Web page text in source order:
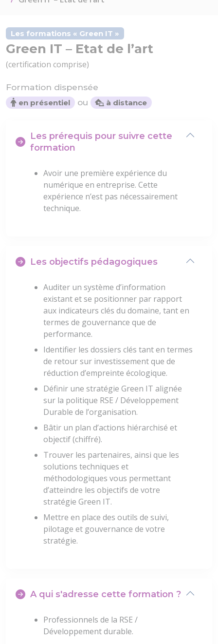
Les formations « Green IT »
Green IT – Etat de l’art
(certification comprise)
Formation dispensée
en présentiel ou à distance
Les prérequis pour suivre cette
formation
Avoir une première expérience du
numérique en entreprise. Cette
expérience n’est pas nécessairement
technique.
Les objectifs pédagogiques
Auditer un système d’information
existant et se positionner par rapport
aux indicateurs clés du domaine, tant en
termes de gouvernance que de
performance.
Identifier les dossiers clés tant en termes
de retour sur investissement que de
réduction d’empreinte écologique.
Définir une stratégie Green IT alignée
sur la politique RSE / Développement
Durable de l’organisation.
Bâtir un plan d’actions hiérarchisé et
objectif (chiffré).
Trouver les partenaires, ainsi que les
solutions techniques et
méthodologiques vous permettant
d’atteindre les objectifs de votre
stratégie Green IT.
Mettre en place des outils de suivi,
pilotage et gouvernance de votre
stratégie.
A qui s'adresse cette formation ?
Professionnels de la RSE /
Développement durable.